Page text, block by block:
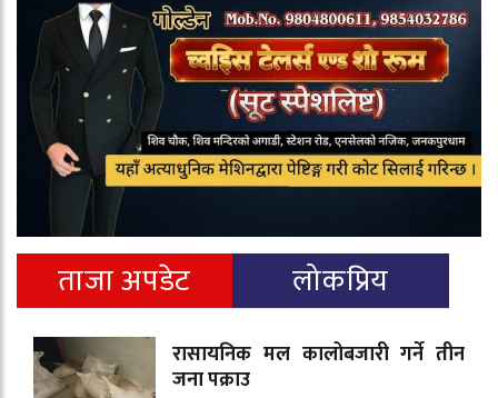
ताजा अपडेट लोकप्रिय
रासायनिक मल कालोबजारी गर्ने तीन
जना पक्राउ